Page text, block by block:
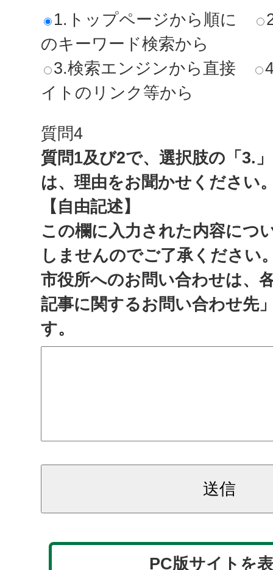
1.トップページから順に
のキーワード検索から
3.検索エンジンから直接
イトのリンク等から
質問4
質問1及び2で、選択肢の「3.
は、理由をお聞かせください
【自由記述】
この欄に入力された内容につ
しませんのでご了承ください
市役所へのお問い合わせは、
記事に関するお問い合わせ先
す。
PC版サイトを